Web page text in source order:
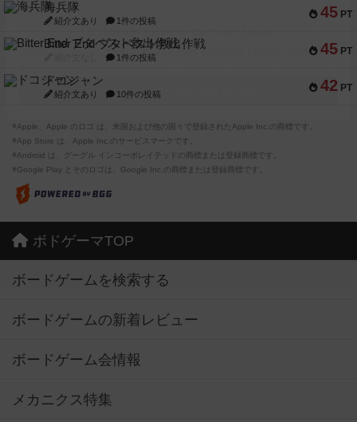
45 PT
海兵隊
紹介文あり 1件の投稿
45 PT
Bitter End ブタペスト救出作戦
1件の投稿
42 PT
ドコジャン
紹介文あり 10件の投稿
※Apple、Apple のロゴ は、米国および他の国々で登録されたApple Inc.の商標です。
※App Store は、Apple Inc.のサービスマークです。
※Android は、グーグル インコーポレイテッドの商標または登録商標です。
※Google Play とそのロゴは、Google Inc.の商標または登録商標です。
ボドゲーマTOP
ボードゲームを検索する
ボードゲームの新着レビュー
ボードゲーム会情報
メカニクス特集